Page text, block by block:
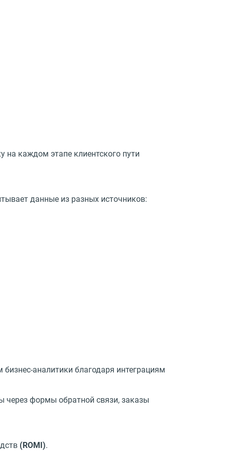
на каждом этапе клиентского пути
данные из разных источников:
аналитики благодаря интеграциям
через формы обратной связи, заказы
(ROMI).